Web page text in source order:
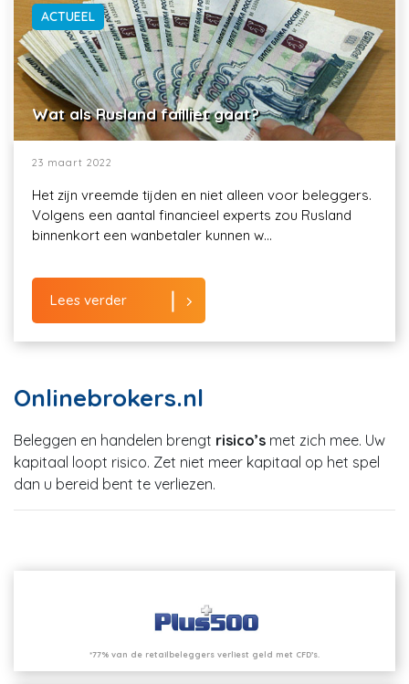
ACTUEEL
Wat als Rusland failliet gaat?
23 maart 2022
Het zijn vreemde tijden en niet alleen voor beleggers.
Volgens een aantal financieel experts zou Rusland
binnenkort een wanbetaler kunnen w...
Lees verder
Onlinebrokers.nl
Beleggen en handelen brengt risico’s met zich mee. Uw
kapitaal loopt risico. Zet niet meer kapitaal op het spel
dan u bereid bent te verliezen.
*77% van de retailbeleggers verliest geld met CFD’s.